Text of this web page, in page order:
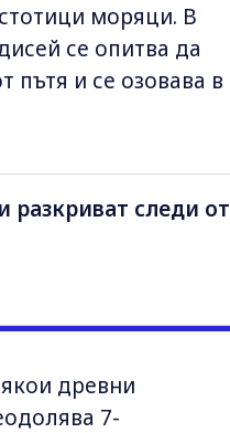
моряци. В
се опитва да
пътя и се озовава в
следи от
древни
7-